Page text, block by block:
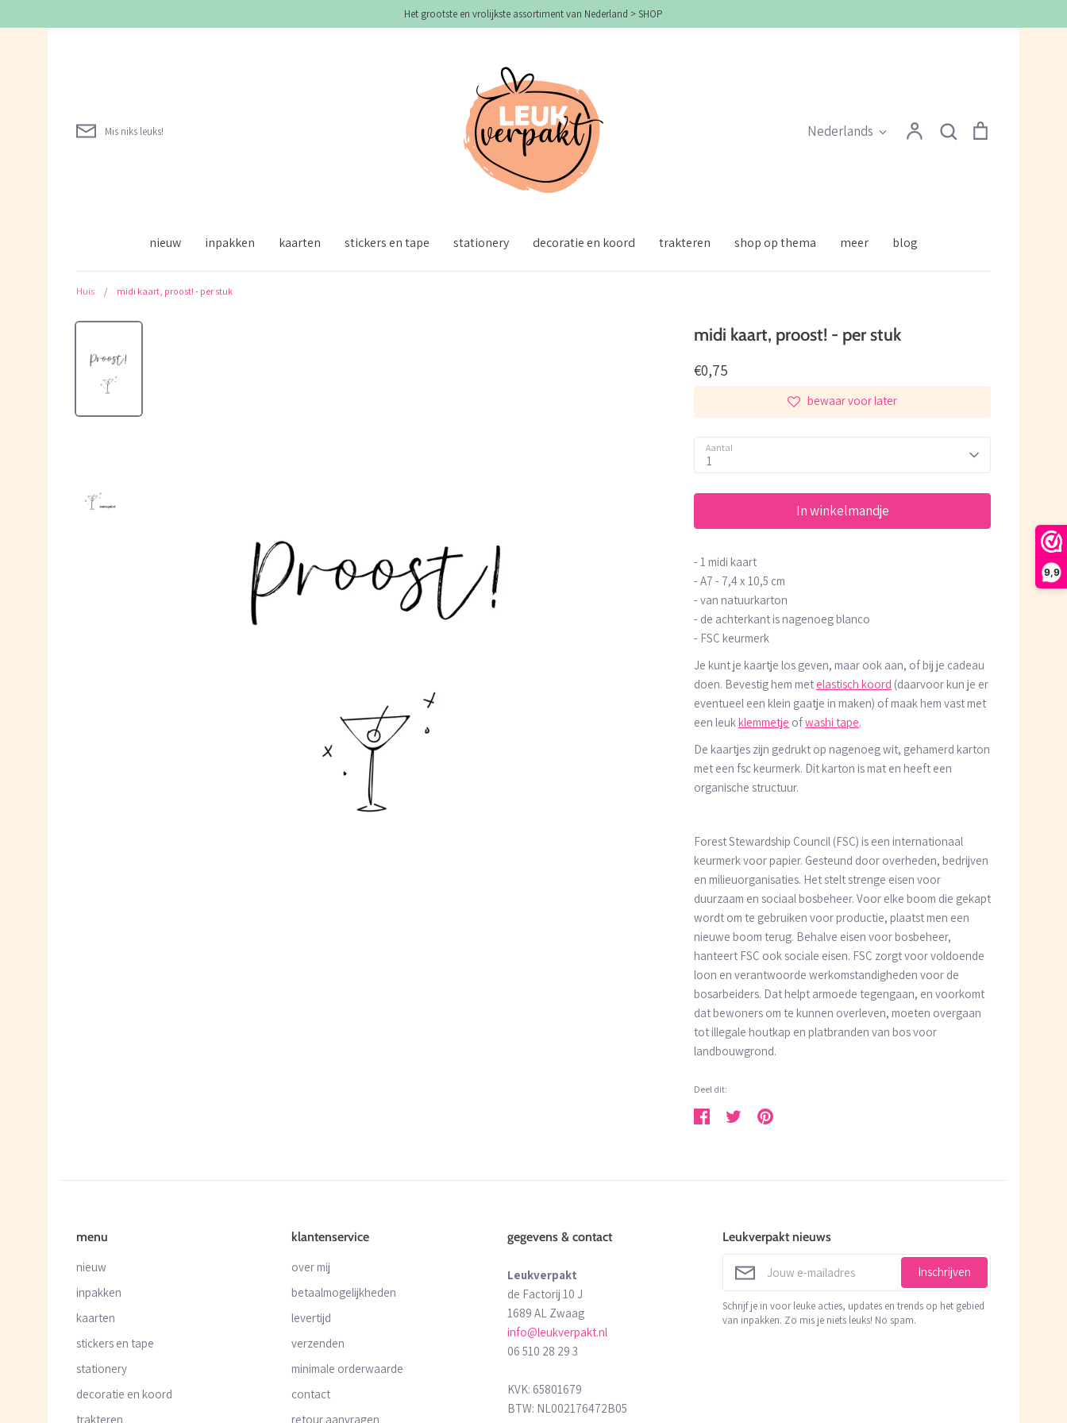
9,9
naar
Het grootste en vrolijkste assortiment van Nederland > SHOP
Mis niks leuks! Taal
Nederlands Account Zoeken
nieuw inpakken kaarten stickers en tape stationery decoratie en koord trakteren shop op thema meer blog
Huis / midi kaart, proost! - per stuk
midi kaart, proost! - per stuk
€0,75
bewaar voor later
Aantal
1
In winkelmandje
- 1 midi kaart
- A7 - 7,4 x 10,5 cm
- van natuurkarton
- de achterkant is nagenoeg blanco
- FSC keurmerk
Je kunt je kaartje los geven, maar ook aan, of bij je cadeau
doen. Bevestig hem met elastisch koord (daarvoor kun je er
eventueel een klein gaatje in maken) of maak hem vast met
een leukklemmetje ofwashi tape.
De kaartjes zijn gedrukt op nagenoeg wit, gehamerd karton
met een fsc keurmerk. Dit karton is mat en heeft een
organische structuur.
Forest Stewardship Council (FSC) is een internationaal
keurmerk voor papier. Gesteund door overheden, bedrijven
en milieuorganisaties. Het stelt strenge eisen voor
duurzaam en sociaal bosbeheer. Voor elke boom die gekapt
wordt om te gebruiken voor productie, plaatst men een
nieuwe boom terug. Behalve eisen voor bosbeheer,
hanteert FSC ook sociale eisen. FSC zorgt voor voldoende
loon en verantwoorde werkomstandigheden voor de
bosarbeiders. Dat helpt armoede tegengaan, en voorkomt
dat bewoners om te kunnen overleven, moeten overgaan
tot illegale houtkap en platbranden van bos voor
landbouwgrond.
Deel dit:
menu
nieuw
inpakken
kaarten
stickers en tape
stationery
decoratie en koord
trakteren
klantenservice
over mij
betaalmogelijkheden
levertijd
verzenden
minimale orderwaarde
contact
retour aanvragen
gegevens & contact
Leukverpakt
de Factorij 10 J
1689 AL Zwaag
info@leukverpakt.nl
06 510 28 29 3
KVK: 65801679
BTW: NL002176472B05
Leukverpakt nieuws
Inschrijven
Schrijf je in voor leuke acties, updates en trends op het gebied
van inpakken. Zo mis je niets leuks! No spam.